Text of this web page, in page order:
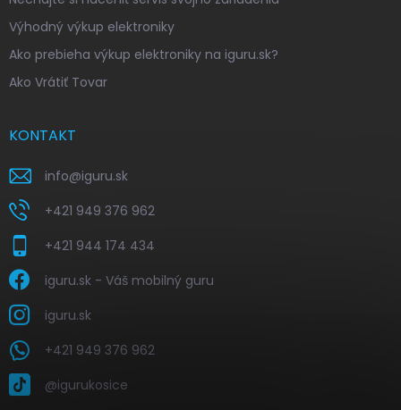
Výhodný výkup elektroniky
Ako prebieha výkup elektroniky na iguru.sk?
Ako Vrátiť Tovar
KONTAKT
info@iguru.sk
+421 949 376 962
+421 944 174 434
iguru.sk - Váš mobilný guru
iguru.sk
+421 949 376 962
@igurukosice